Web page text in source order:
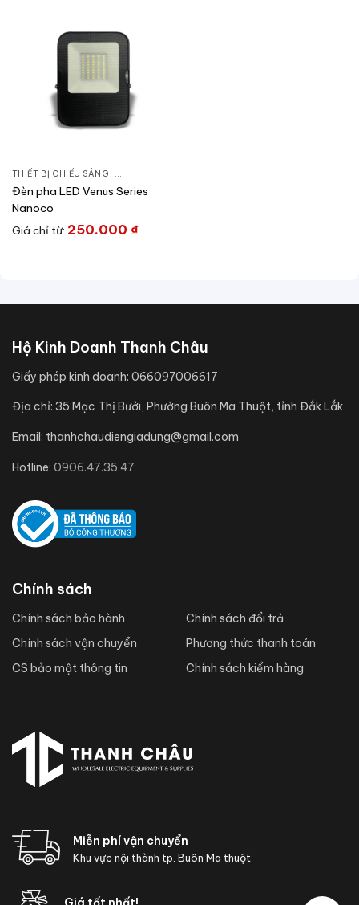
THIẾT BỊ CHIẾU SÁNG , ĐÈN CÔNG TRÌNH NHÀ XƯỞNG
Đèn pha LED Venus Series
Nanoco
Giá chỉ từ: 250.000 ₫
Hộ Kinh Doanh Thanh Châu
Giấy phép kinh doanh: 066097006617
Địa chỉ: 35 Mạc Thị Bưởi, Phường Buôn Ma Thuột, tỉnh Đắk Lắk
Email: thanhchaudiengiadung@gmail.com
Hotline: 0906.47.35.47
Chính sách
Chính sách bảo hành
Chính sách vận chuyển
CS bảo mật thông tin
Chính sách đổi trả
Phương thức thanh toán
Chính sách kiểm hàng
Miễn phí vận chuyển
Khu vực nội thành tp. Buôn Ma thuột